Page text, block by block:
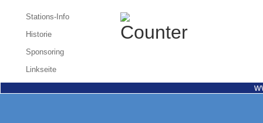
Stations-Info
Historie
Sponsoring
Linkseite